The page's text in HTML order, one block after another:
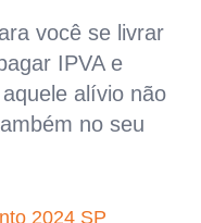
você se livrar
IPVA e
alívio não
no seu
2024 SP